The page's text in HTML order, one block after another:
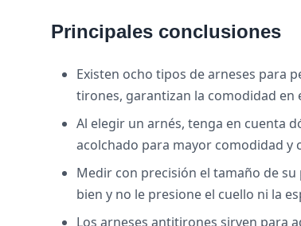
Principales conclusiones
Existen ocho tipos de arneses para
tirones, garantizan la comodidad en
Al elegir un arnés, tenga en cuenta
acolchado para mayor comodidad y
Medir con precisión el tamaño de
bien y no le presione el cuello ni la
Los arneses antitirones sirven para